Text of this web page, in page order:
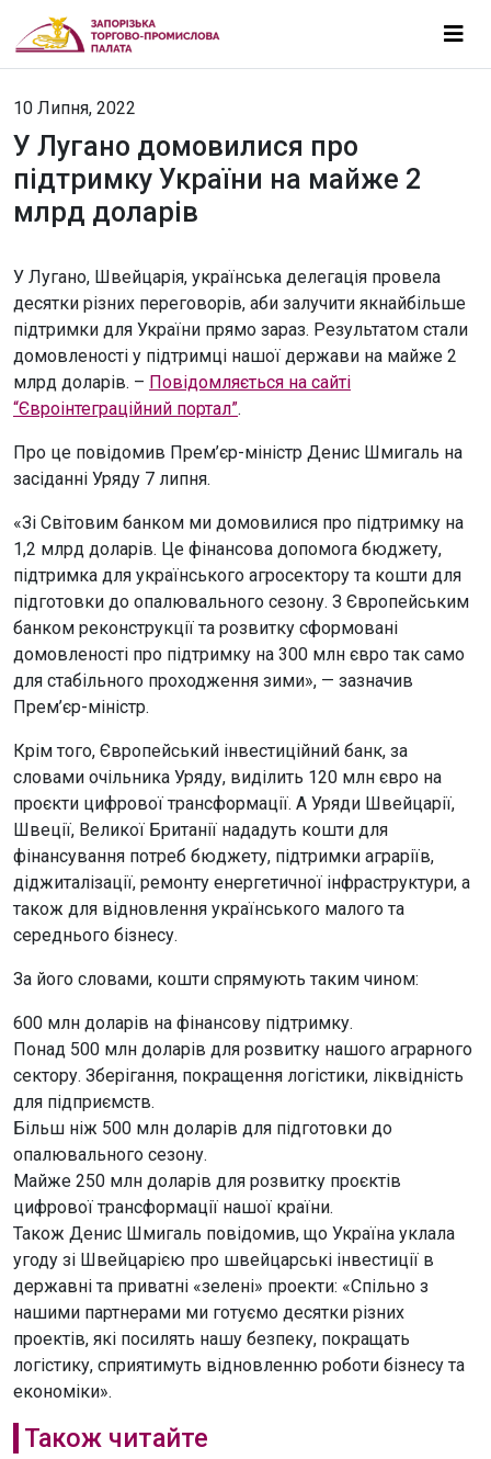
10 Липня, 2022
У Лугано домовилися про
підтримку України на майже 2
млрд доларів
У Лугано, Швейцарія, українська делегація провела
десятки різних переговорів, аби залучити якнайбільше
підтримки для України прямо зараз. Результатом стали
домовленості у підтримці нашої держави на майже 2
млрд доларів. – Повідомляється на сайті
“Євроінтеграційний портал”.
Про це повідомив Прем’єр-міністр Денис Шмигаль на
засіданні Уряду 7 липня.
«Зі Світовим банком ми домовилися про підтримку на
1,2 млрд доларів. Це фінансова допомога бюджету,
підтримка для українського агросектору та кошти для
підготовки до опалювального сезону. З Європейським
банком реконструкції та розвитку сформовані
домовленості про підтримку на 300 млн євро так само
для стабільного проходження зими», — зазначив
Прем’єр-міністр.
Крім того, Європейський інвестиційний банк, за
словами очільника Уряду, виділить 120 млн євро на
проєкти цифрової трансформації. А Уряди Швейцарії,
Швеції, Великої Британії нададуть кошти для
фінансування потреб бюджету, підтримки аграріїв,
діджиталізації, ремонту енергетичної інфраструктури, а
також для відновлення українського малого та
середнього бізнесу.
За його словами, кошти спрямують таким чином:
600 млн доларів на фінансову підтримку.
Понад 500 млн доларів для розвитку нашого аграрного
сектору. Зберігання, покращення логістики, ліквідність
для підприємств.
Більш ніж 500 млн доларів для підготовки до
опалювального сезону.
Майже 250 млн доларів для розвитку проєктів
цифрової трансформації нашої країни.
Також Денис Шмигаль повідомив, що Україна уклала
угоду зі Швейцарією про швейцарські інвестиції в
державні та приватні «зелені» проекти: «Спільно з
нашими партнерами ми готуємо десятки різних
проектів, які посилять нашу безпеку, покращать
логістику, сприятимуть відновленню роботи бізнесу та
економіки».
Також читайте